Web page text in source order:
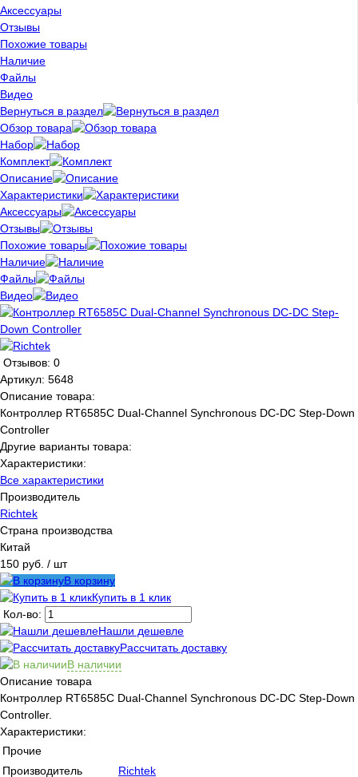
Аксессуары
Отзывы
Похожие товары
Наличие
Файлы
Видео
Вернуться в раздел
Обзор товара
Набор
Комплект
Описание
Характеристики
Аксессуары
Отзывы
Похожие товары
Наличие
Файлы
Видео
Отзывов: 0
Артикул: 5648
Описание товара:
Контроллер RT6585C Dual-Channel Synchronous DC-DC Step-Down
Controller
Другие варианты товара:
Характеристики:
Все характеристики
Производитель
Richtek
Страна производства
Китай
150 руб. / шт
В корзину
Купить в 1 клик
Кол-во:
Нашли дешевле
Рассчитать доставку
В наличии
Описание товара
Контроллер RT6585C Dual-Channel Synchronous DC-DC Step-Down
Controller.
Характеристики:
Прочие
Производитель
Richtek